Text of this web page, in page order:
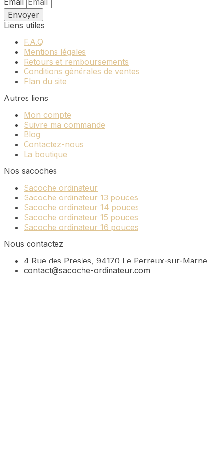
Envoyer
Liens utiles
F.A.Q
Mentions légales
Retours et remboursements
Conditions générales de ventes
Plan du site
Autres liens
Mon compte
Suivre ma commande
Blog
Contactez-nous
La boutique
Nos sacoches
Sacoche ordinateur
Sacoche ordinateur 13 pouces
Sacoche ordinateur 14 pouces
Sacoche ordinateur 15 pouces
Sacoche ordinateur 16 pouces
Nous contactez
4 Rue des Presles, 94170 Le Perreux-sur-Marne
contact@sacoche-ordinateur.com